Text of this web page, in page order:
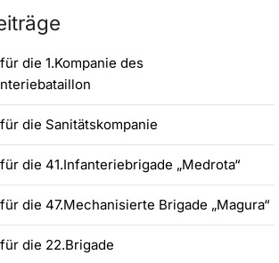
die 1.Kompanie des
die Sanitätskompanie
die 41.Infanteriebrigade „Medrota“
die 47.Mechanisierte Brigade „Magura“
die 22.Brigade